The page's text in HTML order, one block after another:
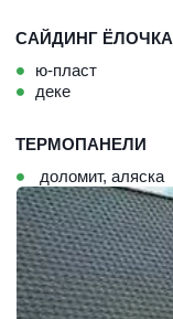
САЙДИНГ ЁЛОЧКА
ю-пласт
деке
ТЕРМОПАНЕЛИ
доломит, аляска